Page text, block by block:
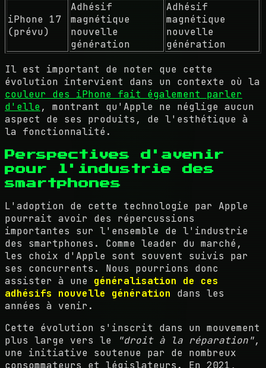
iPhone 17
(prévu)
Adhésif
magnétique
nouvelle
génération
Adhésif
magnétique
nouvelle
génération
Il est important de noter que cette
évolution intervient dans un contexte où la
couleur des iPhone fait également parler
d'elle, montrant qu'Apple ne néglige aucun
aspect de ses produits, de l'esthétique à
la fonctionnalité.
Perspectives d'avenir
pour l'industrie des
smartphones
L'adoption de cette technologie par Apple
pourrait avoir des répercussions
importantes sur l'ensemble de l'industrie
des smartphones. Comme leader du marché,
les choix d'Apple sont souvent suivis par
ses concurrents. Nous pourrions donc
assister à une généralisation de ces
adhésifs nouvelle génération dans les
années à venir.
Cette évolution s'inscrit dans un mouvement
plus large vers le
"droit à la réparation",
une initiative soutenue par de nombreux